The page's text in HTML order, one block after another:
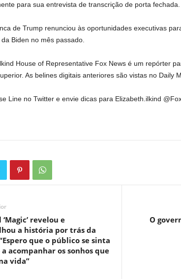
para sua entrevista de transcrição de porta fechada.
de Trump renunciou às oportunidades executivas
Biden no mês passado.
House of Representative Fox News é um repórter
As belines digitais anteriores são vistas no Daily
Line no Twitter e envie dicas para Elizabeth.ilkind
revelou e
a história por trás da
que o público se sinta
acompanhar os sonhos que
vida”
O